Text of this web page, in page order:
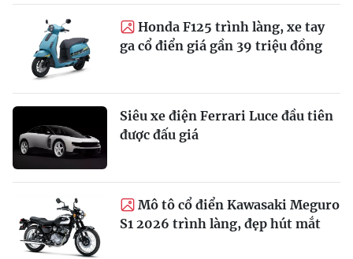
Honda F125 trình làng, xe tay
ga cổ điển giá gần 39 triệu đồng
Siêu xe điện Ferrari Luce đầu tiên
được đấu giá
Mô tô cổ điển Kawasaki Meguro
S1 2026 trình làng, đẹp hút mắt